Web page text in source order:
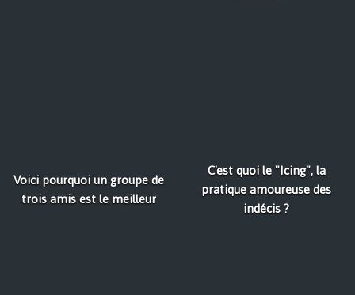
Voici pourquoi un groupe de
trois amis est le meilleur
C'est quoi le "Icing", la
pratique amoureuse des
indécis ?